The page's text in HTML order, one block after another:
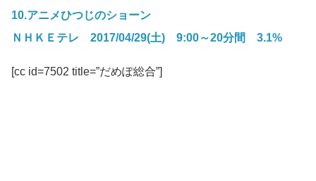
10.アニメひつじのショーン
ＮＨＫＥテレ 2017/04/29(土) 9:00～20分間 3.1%
[cc id=7502 title=”だめぽ総合”]